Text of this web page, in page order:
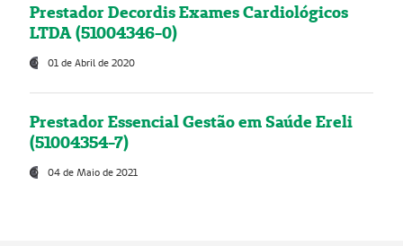
Prestador Decordis Exames Cardiológicos
LTDA (51004346-0)
01 de Abril de 2020
Prestador Essencial Gestão em Saúde Ereli
(51004354-7)
04 de Maio de 2021